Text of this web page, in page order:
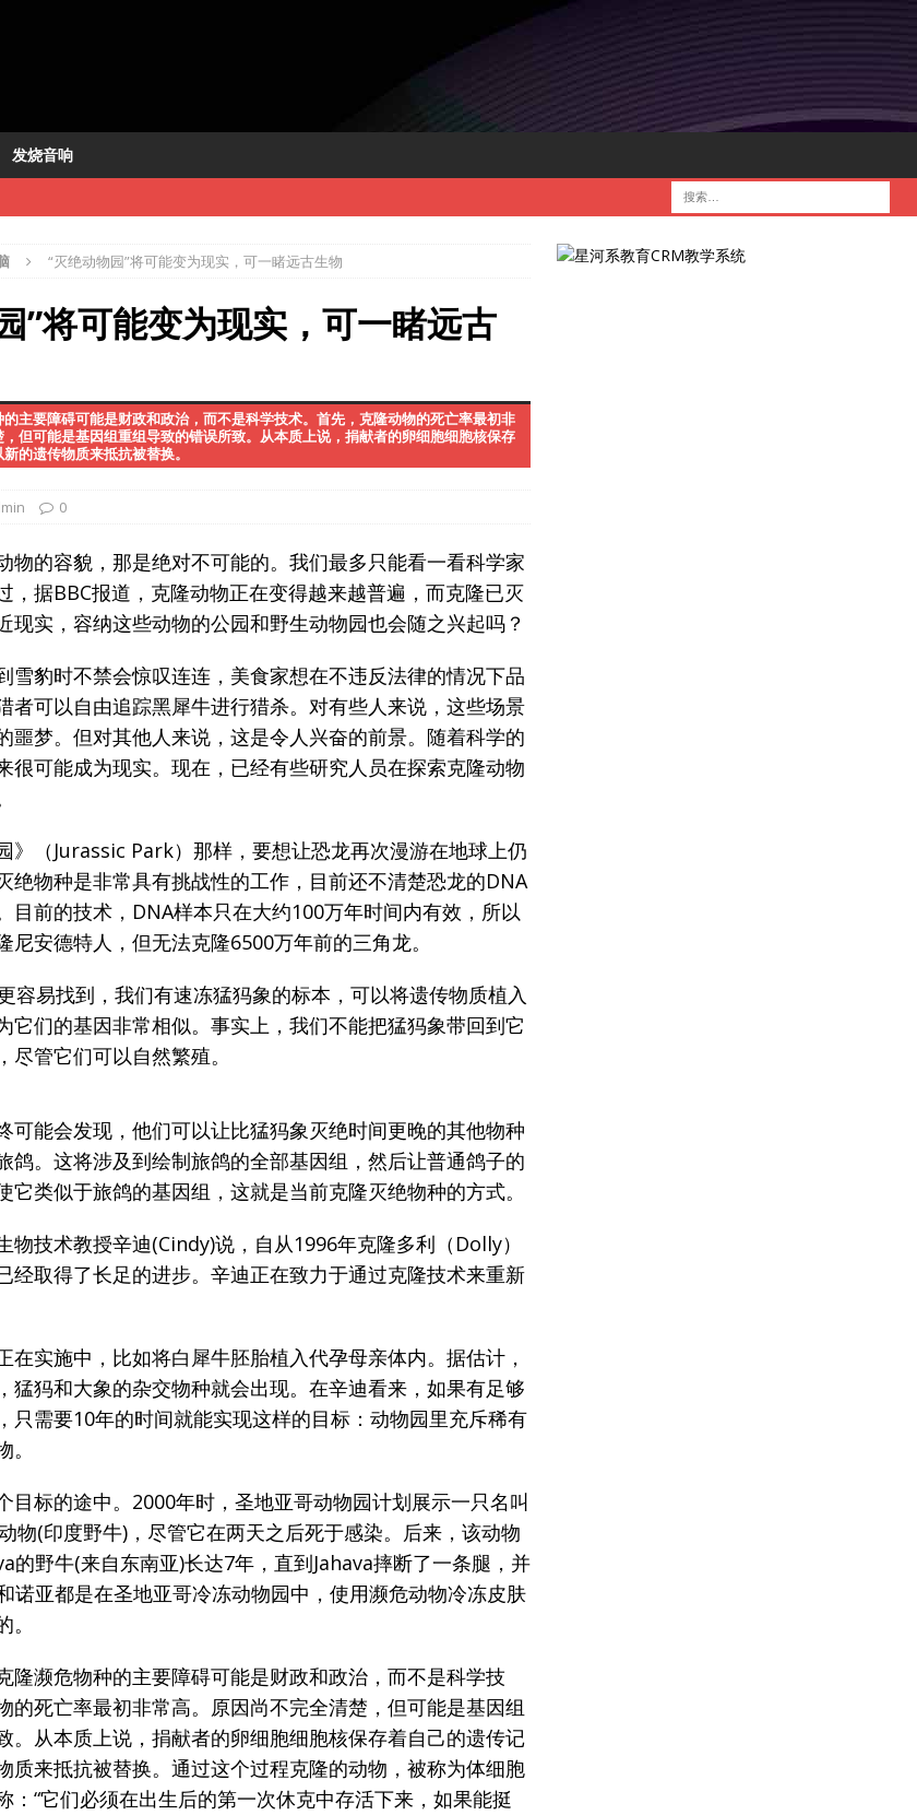
发烧音响
“灭绝动物园”将可能变为现实，可一睹远古生物
”将可能变为现实，可一睹远古
主要障碍可能是财政和政治，而不是科学技术。首先，克隆动物的死亡率最初非
但可能是基因组重组导致的错误所致。从本质上说，捐献者的卵细胞细胞核保存
的遗传物质来抵抗被替换。
0
物的容貌，那是绝对不可能的。我们最多只能看一看科学家
，据BBC报道，克隆动物正在变得越来越普遍，而克隆已灭
现实，容纳这些动物的公园和野生动物园也会随之兴起吗？
雪豹时不禁会惊叹连连，美食家想在不违反法律的情况下品
者可以自由追踪黑犀牛进行猎杀。对有些人来说，这些场景
噩梦。但对其他人来说，这是令人兴奋的前景。随着科学的
很可能成为现实。现在，已经有些研究人员在探索克隆动物
》（Jurassic Park）那样，要想让恐龙再次漫游在地球上仍
绝物种是非常具有挑战性的工作，目前还不清楚恐龙的DNA
目前的技术，DNA样本只在大约100万年时间内有效，所以
尼安德特人，但无法克隆6500万年前的三角龙。
容易找到，我们有速冻猛犸象的标本，可以将遗传物质植入
它们的基因非常相似。事实上，我们不能把猛犸象带回到它
管它们可以自然繁殖。
可能会发现，他们可以让比猛犸象灭绝时间更晚的其他物种
鸽。这将涉及到绘制旅鸽的全部基因组，然后让普通鸽子的
它类似于旅鸽的基因组，这就是当前克隆灭绝物种的方式。
物技术教授辛迪(Cindy)说，自从1996年克隆多利（Dolly）
经取得了长足的进步。辛迪正在致力于通过克隆技术来重新
在实施中，比如将白犀牛胚胎植入代孕母亲体内。据估计，
猛犸和大象的杂交物种就会出现。在辛迪看来，如果有足够
只需要10年的时间就能实现这样的目标：动物园里充斥稀有
目标的途中。2000年时，圣地亚哥动物园计划展示一只名叫
物(印度野牛)，尽管它在两天之后死于感染。后来，该动物
的野牛(来自东南亚)长达7年，直到Jahava摔断了一条腿，并
诺亚都是在圣地亚哥冷冻动物园中，使用濒危动物冷冻皮肤
隆濒危物种的主要障碍可能是财政和政治，而不是科学技
的死亡率最初非常高。原因尚不完全清楚，但可能是基因组
。从本质上说，捐献者的卵细胞细胞核保存着自己的遗传记
质来抵抗被替换。通过这个过程克隆的动物，被称为体细胞
：“它们必须在出生后的第一次休克中存活下来，如果能挺